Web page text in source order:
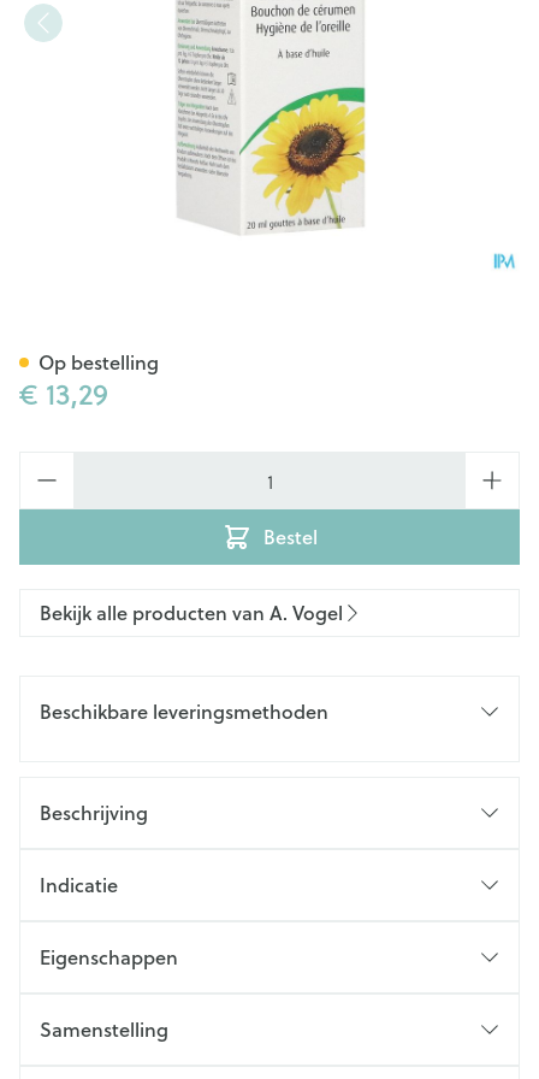
€ 13,29
Bestel
Op bestelling
Bekijk alle producten van A. Vogel
Beschikbare leveringsmethoden
Beschrijving
Indicatie
Eigenschappen
Samenstelling